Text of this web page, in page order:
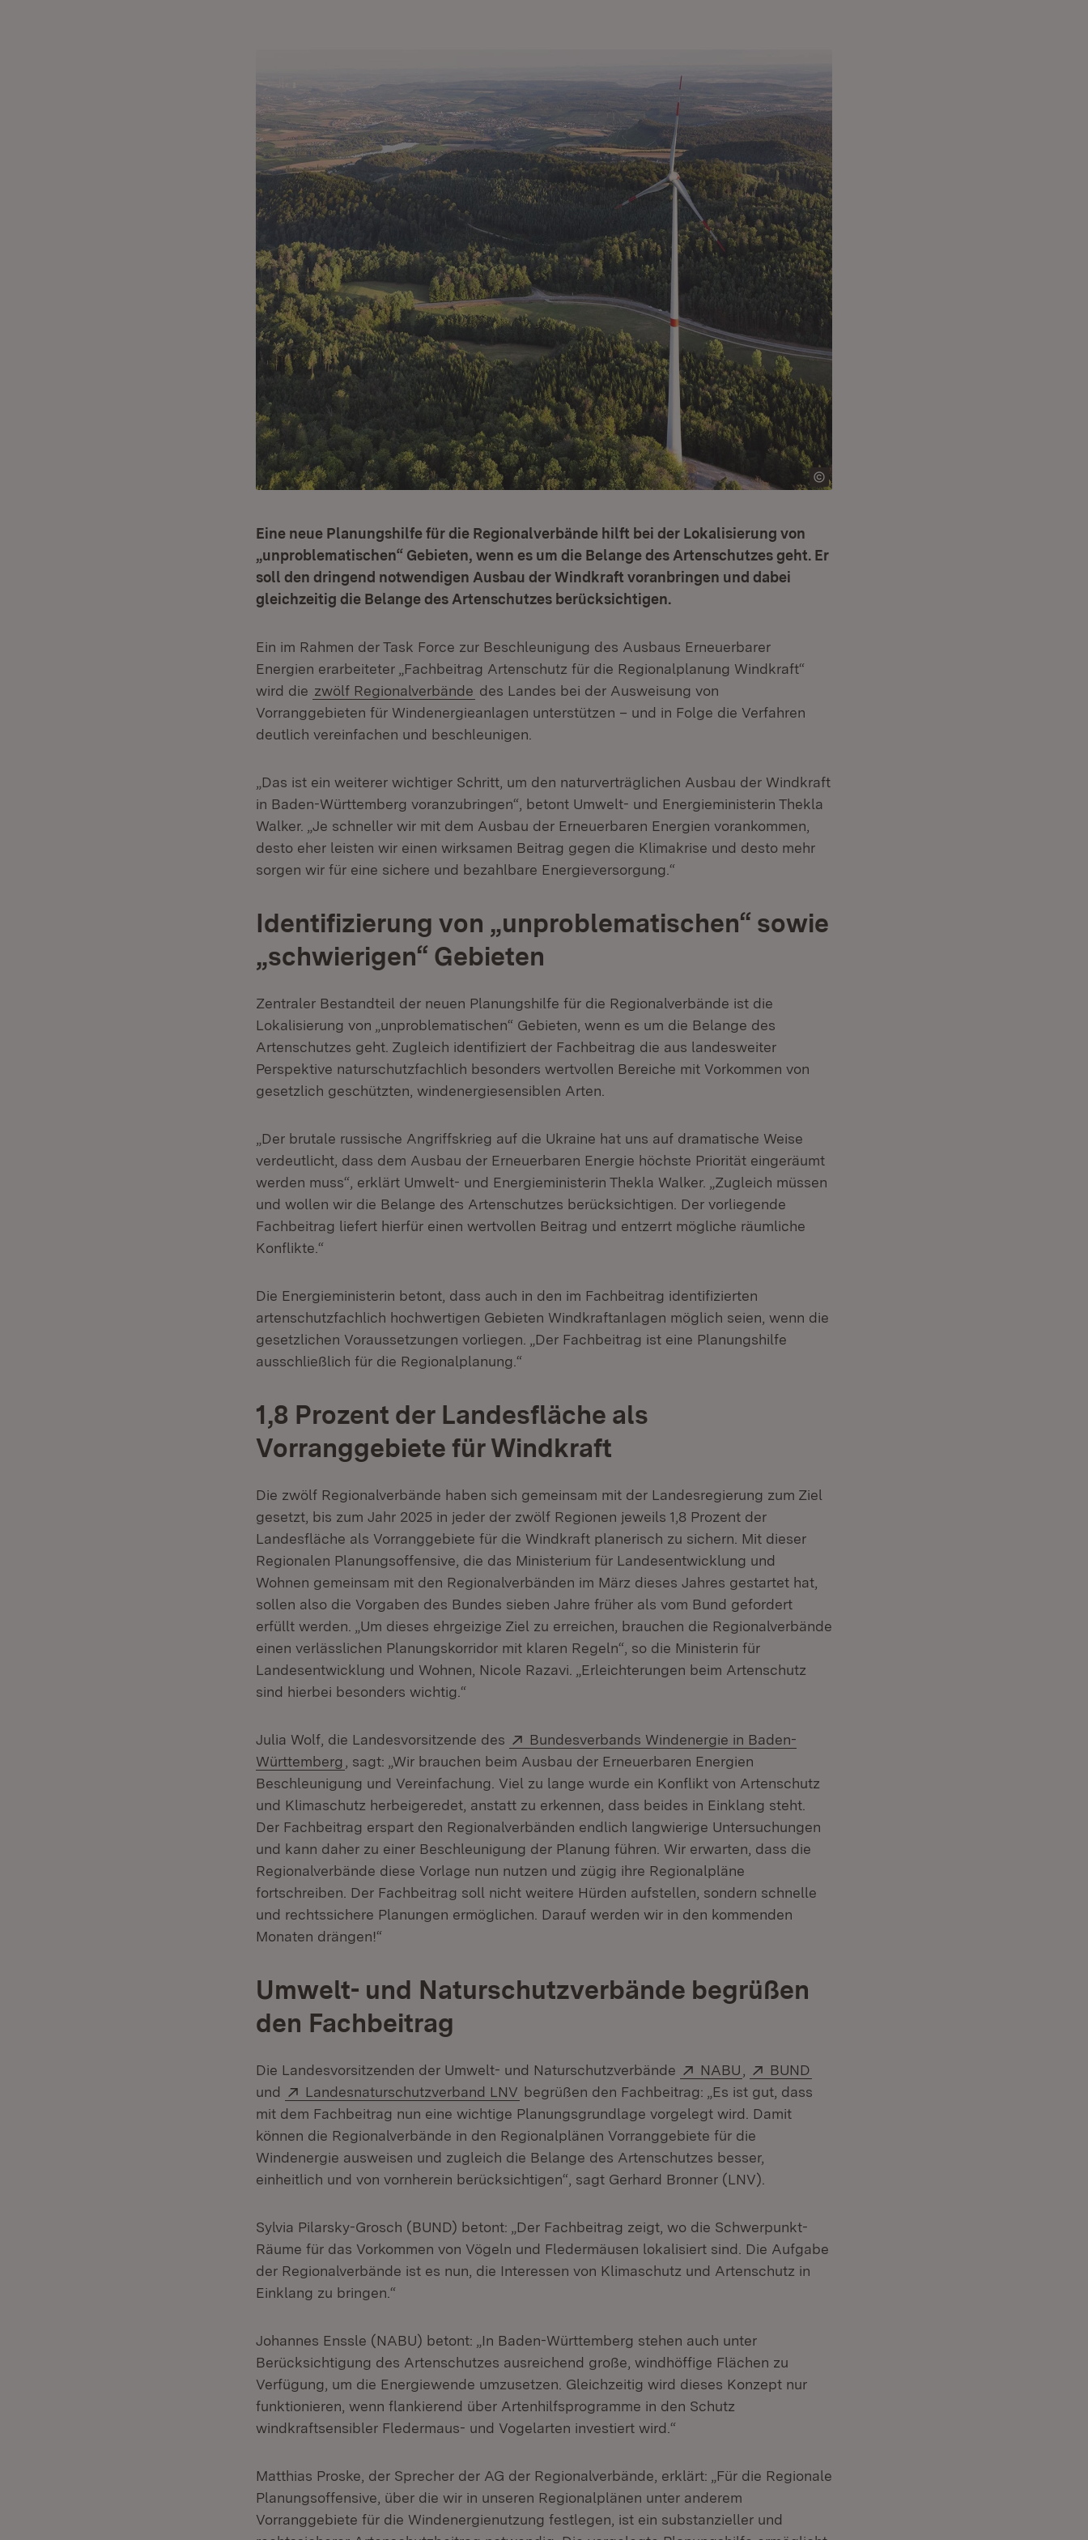
Eine neue Planungshilfe für die Regionalverbände hilft bei der Lokalisierung von
„unproblematischen“ Gebieten, wenn es um die Belange des Artenschutzes geht. Er
soll den dringend notwendigen Ausbau der Windkraft voranbringen und dabei
gleichzeitig die Belange des Artenschutzes berücksichtigen.
Ein im Rahmen der Task Force zur Beschleunigung des Ausbaus Erneuerbarer
Energien erarbeiteter „Fachbeitrag Artenschutz für die Regionalplanung Windkraft“
wird die zwölf Regionalverbände des Landes bei der Ausweisung von
Vorranggebieten für Windenergieanlagen unterstützen – und in Folge die Verfahren
deutlich vereinfachen und beschleunigen.
„Das ist ein weiterer wichtiger Schritt, um den naturverträglichen Ausbau der Windkraft
in Baden-Württemberg voranzubringen“, betont Umwelt- und Energieministerin Thekla
Walker. „Je schneller wir mit dem Ausbau der Erneuerbaren Energien vorankommen,
desto eher leisten wir einen wirksamen Beitrag gegen die Klimakrise und desto mehr
sorgen wir für eine sichere und bezahlbare Energieversorgung.“
Identifizierung von „unproblematischen“ sowie
„schwierigen“ Gebieten
Zentraler Bestandteil der neuen Planungshilfe für die Regionalverbände ist die
Lokalisierung von „unproblematischen“ Gebieten, wenn es um die Belange des
Artenschutzes geht. Zugleich identifiziert der Fachbeitrag die aus landesweiter
Perspektive naturschutzfachlich besonders wertvollen Bereiche mit Vorkommen von
gesetzlich geschützten, windenergiesensiblen Arten.
„Der brutale russische Angriffskrieg auf die Ukraine hat uns auf dramatische Weise
verdeutlicht, dass dem Ausbau der Erneuerbaren Energie höchste Priorität eingeräumt
werden muss“, erklärt Umwelt- und Energieministerin Thekla Walker. „Zugleich müssen
und wollen wir die Belange des Artenschutzes berücksichtigen. Der vorliegende
Fachbeitrag liefert hierfür einen wertvollen Beitrag und entzerrt mögliche räumliche
Konflikte.“
Die Energieministerin betont, dass auch in den im Fachbeitrag identifizierten
artenschutzfachlich hochwertigen Gebieten Windkraftanlagen möglich seien, wenn die
gesetzlichen Voraussetzungen vorliegen. „Der Fachbeitrag ist eine Planungshilfe
ausschließlich für die Regionalplanung.“
1,8 Prozent der Landesfläche als
Vorranggebiete für Windkraft
Die zwölf Regionalverbände haben sich gemeinsam mit der Landesregierung zum Ziel
gesetzt, bis zum Jahr 2025 in jeder der zwölf Regionen jeweils 1,8 Prozent der
Landesfläche als Vorranggebiete für die Windkraft planerisch zu sichern. Mit dieser
Regionalen Planungsoffensive, die das Ministerium für Landesentwicklung und
Wohnen gemeinsam mit den Regionalverbänden im März dieses Jahres gestartet hat,
sollen also die Vorgaben des Bundes sieben Jahre früher als vom Bund gefordert
erfüllt werden. „Um dieses ehrgeizige Ziel zu erreichen, brauchen die Regionalverbände
einen verlässlichen Planungskorridor mit klaren Regeln“, so die Ministerin für
Landesentwicklung und Wohnen, Nicole Razavi. „Erleichterungen beim Artenschutz
sind hierbei besonders wichtig.“
Julia Wolf, die Landesvorsitzende des Extern:
Bundesverbands Windenergie in Baden-
Württemberg (Öffnet in neuem Fenster)
, sagt: „Wir brauchen beim Ausbau der Erneuerbaren Energien
Beschleunigung und Vereinfachung. Viel zu lange wurde ein Konflikt von Artenschutz
und Klimaschutz herbeigeredet, anstatt zu erkennen, dass beides in Einklang steht.
Der Fachbeitrag erspart den Regionalverbänden endlich langwierige Untersuchungen
und kann daher zu einer Beschleunigung der Planung führen. Wir erwarten, dass die
Regionalverbände diese Vorlage nun nutzen und zügig ihre Regionalpläne
fortschreiben. Der Fachbeitrag soll nicht weitere Hürden aufstellen, sondern schnelle
und rechtssichere Planungen ermöglichen. Darauf werden wir in den kommenden
Monaten drängen!“
Umwelt- und Naturschutzverbände begrüßen
den Fachbeitrag
Die Landesvorsitzenden der Umwelt- und Naturschutzverbände Extern:
NABU (Öffnet in neuem Fenster)
Extern:
BUND
und
Extern:
Landesnaturschutzverband LNV (Öffnet in neuem Fenster)
begrüßen den Fachbeitrag: „Es ist gut, dass
mit dem Fachbeitrag nun eine wichtige Planungsgrundlage vorgelegt wird. Damit
können die Regionalverbände in den Regionalplänen Vorranggebiete für die
Windenergie ausweisen und zugleich die Belange des Artenschutzes besser,
einheitlich und von vornherein berücksichtigen“, sagt Gerhard Bronner (LNV).
Sylvia Pilarsky-Grosch (BUND) betont: „Der Fachbeitrag zeigt, wo die Schwerpunkt-
Räume für das Vorkommen von Vögeln und Fledermäusen lokalisiert sind. Die Aufgabe
der Regionalverbände ist es nun, die Interessen von Klimaschutz und Artenschutz in
Einklang zu bringen.“
Johannes Enssle (NABU) betont: „In Baden-Württemberg stehen auch unter
Berücksichtigung des Artenschutzes ausreichend große, windhöffige Flächen zu
Verfügung, um die Energiewende umzusetzen. Gleichzeitig wird dieses Konzept nur
funktionieren, wenn flankierend über Artenhilfsprogramme in den Schutz
windkraftsensibler Fledermaus- und Vogelarten investiert wird.“
Matthias Proske, der Sprecher der AG der Regionalverbände, erklärt: „Für die Regionale
Planungsoffensive, über die wir in unseren Regionalplänen unter anderem
Vorranggebiete für die Windenergienutzung festlegen, ist ein substanzieller und